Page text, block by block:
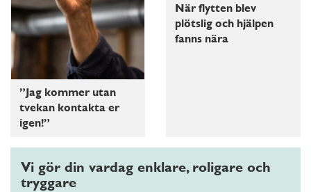
”Jag kommer utan
tvekan kontakta er
igen!”
När flytten blev
plötslig och hjälpen
fanns nära
Vi gör din vardag enklare, roligare och
tryggare